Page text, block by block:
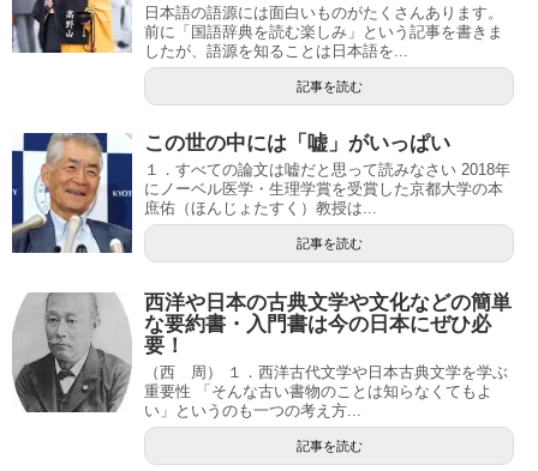
日本語の語源には面白いものがたくさんあります。
前に「国語辞典を読む楽しみ」という記事を書きま
したが、語源を知ることは日本語を...
記事を読む
この世の中には「嘘」がいっぱい
１．すべての論文は嘘だと思って読みなさい 2018年
にノーベル医学・生理学賞を受賞した京都大学の本
庶佑（ほんじょたすく）教授は...
記事を読む
西洋や日本の古典文学や文化などの簡単
な要約書・入門書は今の日本にぜひ必
要！
（西 周） １．西洋古代文学や日本古典文学を学ぶ
重要性 「そんな古い書物のことは知らなくてもよ
い」というのも一つの考え方...
記事を読む